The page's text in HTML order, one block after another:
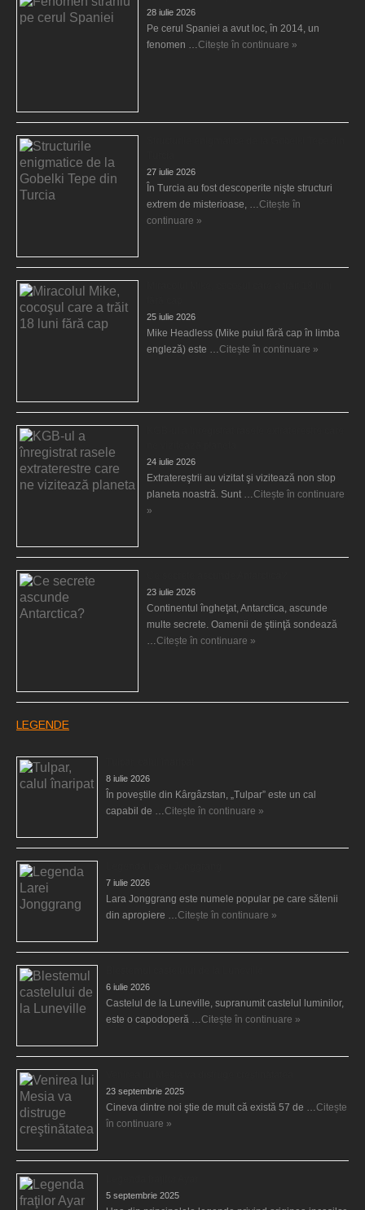
28 iulie 2026
Pe cerul Spaniei a avut loc, în 2014, un
fenomen …Citește în continuare »
27 iulie 2026
În Turcia au fost descoperite nişte structuri
extrem de misterioase, …Citește în
continuare »
25 iulie 2026
Mike Headless (Mike puiul fără cap în limba
engleză) este …Citește în continuare »
24 iulie 2026
Extratereştrii au vizitat şi vizitează non stop
planeta noastră. Sunt …Citește în continuare
»
23 iulie 2026
Continentul îngheţat, Antarctica, ascunde
multe secrete. Oamenii de ştiinţă sondează
…Citește în continuare »
LEGENDE
8 iulie 2026
În poveștile din Kârgâzstan, „Tulpar” este un cal
capabil de …Citește în continuare »
7 iulie 2026
Lara Jonggrang este numele popular pe care sătenii
din apropiere …Citește în continuare »
6 iulie 2026
Castelul de la Luneville, supranumit castelul luminilor,
este o capodoperă …Citește în continuare »
23 septembrie 2025
Cineva dintre noi ştie de mult că există 57 de …Citește
în continuare »
5 septembrie 2025